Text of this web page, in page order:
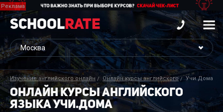
School Rate
Изучение английского онлайн Онлайн курсы английского Учи.Дома
ОНЛАЙН КУРСЫ АНГЛИЙСКОГО
ЯЗЫКА УЧИ.ДОМА